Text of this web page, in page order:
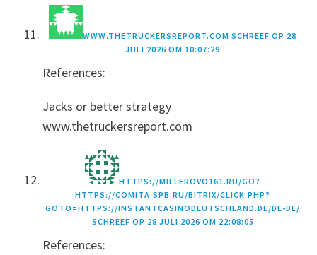
WWW.THETRUCKERSREPORT.COM SCHREEF OP 28
JULI 2026 OM 10:07:29
References:
Jacks or better strategy
www.thetruckersreport.com
HTTPS://MILLEROVO161.RU/GO?
HTTPS://COMITA.SPB.RU/BITRIX/CLICK.PHP?
GOTO=HTTPS://INSTANTCASINODEUTSCHLAND.DE/DE-DE/
SCHREEF OP 28 JULI 2026 OM 22:08:05
References: